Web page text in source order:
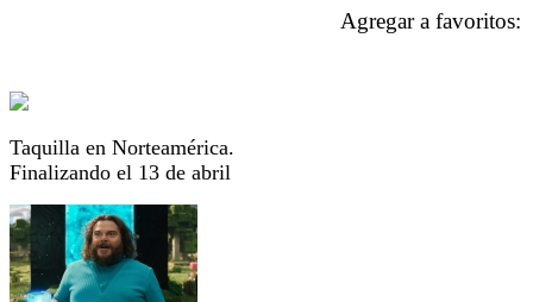
Taquilla en Norteamérica.
Finalizando el 13 de abril
Agregar a